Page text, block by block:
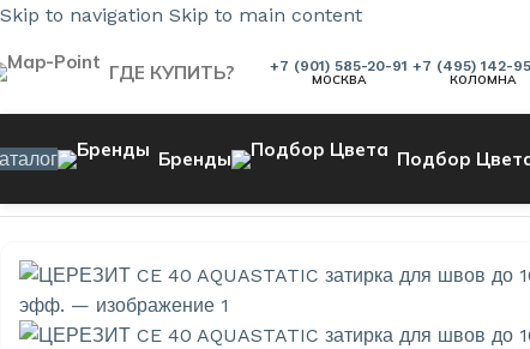
Skip to navigation Skip to main content
ГДЕ КУПИТЬ? +7 (901) 585-20-91
МОСКВА
+7 (495) 142-
КОЛОМНА
Бренды Подбор